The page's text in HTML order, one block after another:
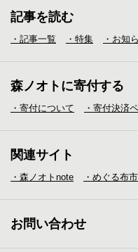
記事を読む
・記事一覧 ・特集 ・お知
森ノオトに寄付する
・寄付について ・寄付決済
関連サイト
・森ノオトnote ・めぐる布市
お問い合わせ